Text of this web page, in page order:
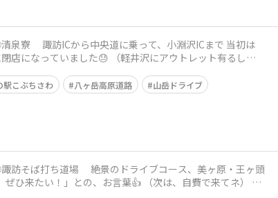
で 当初は
店になっていました😓 （軽井沢にアウトレット有るし
駅こぶちさわ 八ヶ岳高原道路
山岳ドライブ
ース、美ヶ原・王ヶ頭
ひ来たい！」との、お言葉👍 （次は、自費で来てネ）